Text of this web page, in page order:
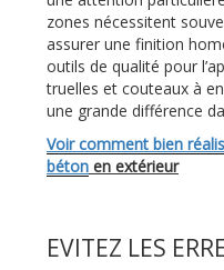
zones nécessitent
assurer une finition
outils de qualité pour
truelles et couteaux à
une grande différence
Voir comment bien
béton en extérieur
EVITEZ LES